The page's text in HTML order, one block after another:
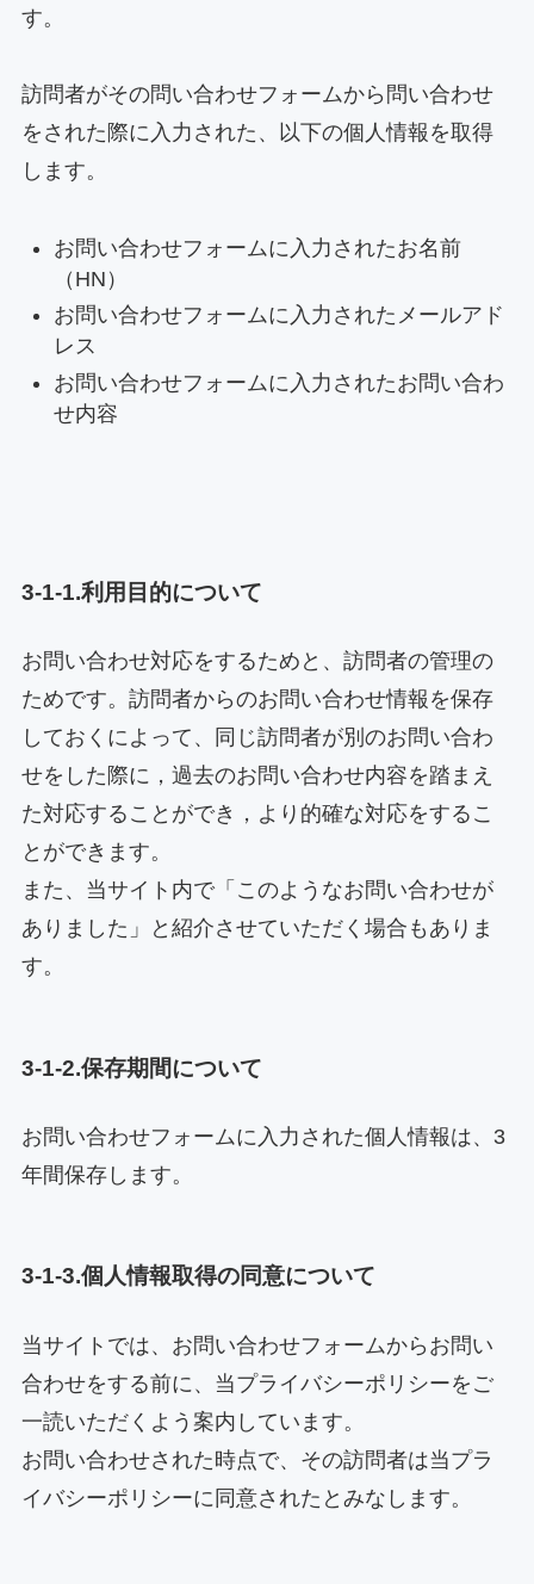
す。
訪問者がその問い合わせフォームから問い合わせ
をされた際に入力された、以下の個人情報を取得
します。
お問い合わせフォームに入力されたお名前
（HN）
お問い合わせフォームに入力されたメールアド
レス
お問い合わせフォームに入力されたお問い合わ
せ内容
3-1-1.利用目的について
お問い合わせ対応をするためと、訪問者の管理の
ためです。訪問者からのお問い合わせ情報を保存
しておくによって、同じ訪問者が別のお問い合わ
せをした際に，過去のお問い合わせ内容を踏まえ
た対応することができ，より的確な対応をするこ
とができます。
また、当サイト内で「このようなお問い合わせが
ありました」と紹介させていただく場合もありま
す。
3-1-2.保存期間について
お問い合わせフォームに入力された個人情報は、3
年間保存します。
3-1-3.個人情報取得の同意について
当サイトでは、お問い合わせフォームからお問い
合わせをする前に、当プライバシーポリシーをご
一読いただくよう案内しています。
お問い合わせされた時点で、その訪問者は当プラ
イバシーポリシーに同意されたとみなします。